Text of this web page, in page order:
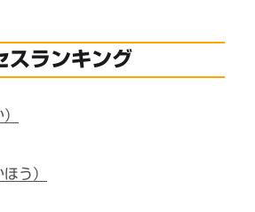
スランキング
う）